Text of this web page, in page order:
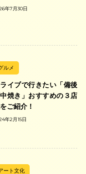
年7月30日
ルメ
ライブで行きたい「備後
焼き」おすすめの３店
ご紹介！
年2月15日
ート文化